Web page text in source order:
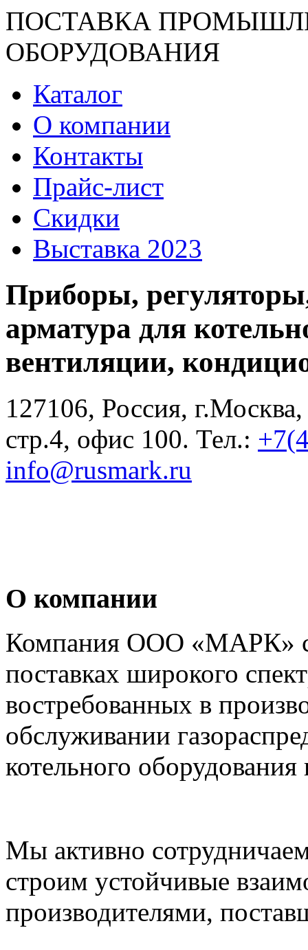
ПОСТАВКА
ОБОРУДОВАНИЯ
Каталог
О компании
Контакты
Прайс-лист
Скидки
Выставка 2023
Приборы,
арматура для
вентиляции,
127106, Россия,
стр.4, офис 100. Тел.:
info@rusmark.ru
О компании
Компания ООО «МАРК» с
поставках широкого
востребованных в
обслуживании
котельного оборудования
Мы активно
строим устойчивые
производителями,